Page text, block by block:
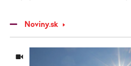
Noviny.sk